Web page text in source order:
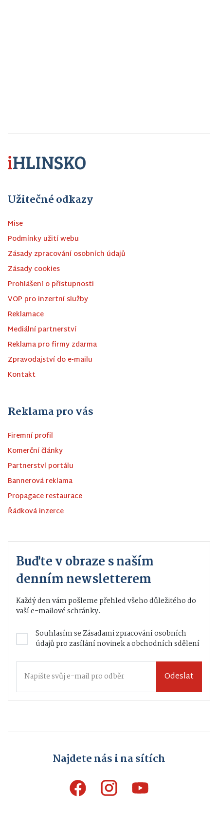
Užitečné odkazy
Mise
Podmínky užití webu
Zásady zpracování osobních údajů
Zásady cookies
Prohlášení o přístupnosti
VOP pro inzertní služby
Reklamace
Mediální partnerství
Reklama pro firmy zdarma
Zpravodajství do e-mailu
Kontakt
Reklama pro vás
Firemní profil
Komerční články
Partnerství portálu
Bannerová reklama
Propagace restaurace
Řádková inzerce
Buďte v obraze s naším
denním newsletterem
Každý den vám pošleme přehled všeho důležitého do
vaší e-mailové schránky.
Souhlasím seZásadami zpracování osobních
údajůpro zasílání novinek a obchodních sdělení
Odeslat
Najdete nás i na sítích